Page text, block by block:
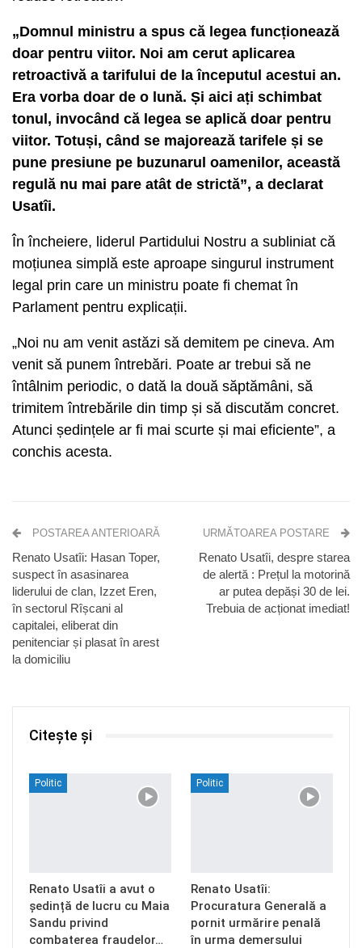
„Domnul ministru a spus că legea funcționează
doar pentru viitor. Noi am cerut aplicarea
retroactivă a tarifului de la începutul acestui an.
Era vorba doar de o lună. Și aici ați schimbat
tonul, invocând că legea se aplică doar pentru
viitor. Totuși, când se majorează tarifele și se
pune presiune pe buzunarul oamenilor, această
regulă nu mai pare atât de strictă”, a declarat
Usatîi.
În încheiere, liderul Partidului Nostru a subliniat că
moțiunea simplă este aproape singurul instrument
legal prin care un ministru poate fi chemat în
Parlament pentru explicații.
„Noi nu am venit astăzi să demitem pe cineva. Am
venit să punem întrebări. Poate ar trebui să ne
întâlnim periodic, o dată la două săptămâni, să
trimitem întrebările din timp și să discutăm concret.
Atunci ședințele ar fi mai scurte și mai eficiente”, a
conchis acesta.
POSTAREA ANTERIOARĂ
Renato Usatîi: Hasan Toper,
suspect în asasinarea
liderului de clan, Izzet Eren,
în sectorul Rîșcani al
capitalei, eliberat din
penitenciar și plasat în arest
la domiciliu
URMĂTOAREA POSTARE
Renato Usatîi, despre starea
de alertă : Prețul la motorină
ar putea depăși 30 de lei.
Trebuia de acționat imediat!
Citește și
Politic
Renato Usatîi a avut o
ședință de lucru cu Maia
Sandu privind
combaterea fraudelor…
Politic
Renato Usatîi:
Procuratura Generală a
pornit urmărire penală
în urma demersului